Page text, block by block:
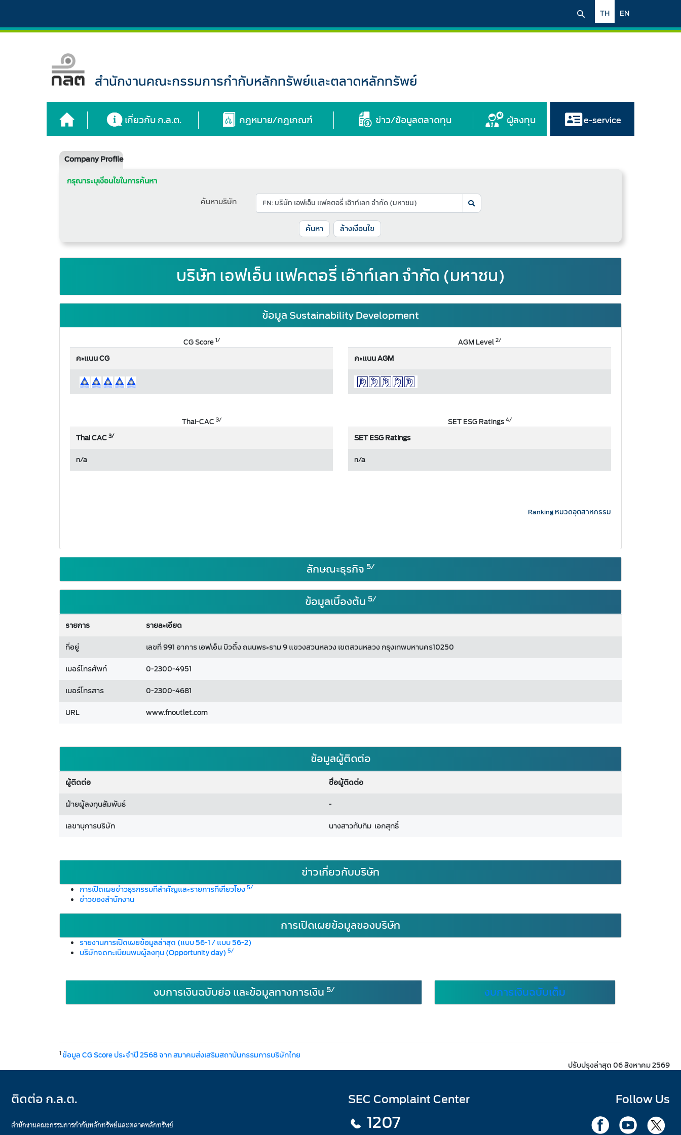
EN
TH
สำนักงานคณะกรรมการกำกับหลักทรัพย์และตลาดหลักทรัพย์
เกี่ยวกับ ก.ล.ต. กฎหมาย/กฎเกณฑ์ ข่าว/ข้อมูลตลาดทุน ผู้ลงทุน e-service
Company Profile
กรุณาระบุเงื่อนไขในการค้นหา
ค้นหาบริษัท
ล้างเงื่อนไข
บริษัท เอฟเอ็น แฟคตอรี่ เอ๊าท์เลท จำกัด (มหาชน)
ข้อมูล Sustainability Development
CG Score1/
คะแนน CG
AGM Level2/
คะแนน AGM
Thai-CAC 3/
Thai CAC3/
n/a
SET ESG Ratings4/
SET ESG Ratings
n/a
Ranking หมวดอุตสาหกรรม
ลักษณะธุรกิจ 5/
ข้อมูลเบื้องต้น 5/
รายการ
รายละเอียด
ที่อยู่
เลขที่ 991 อาคาร เอฟเอ็น บิวดิ้ง ถนนพระราม 9 แขวงสวนหลวง เขตสวนหลวง กรุงเทพมหานคร10250
เบอร์โทรศัพท์
0-2300-4951
เบอร์โทรสาร
0-2300-4681
URL
www.fnoutlet.com
ข้อมูลผู้ติดต่อ
ผู้ติดต่อ
ชื่อผู้ติดต่อ
ฝ่ายผู้ลงทุนสัมพันธ์
-
เลขานุการบริษัท
นางสาวทับทิม เอกสุทธิ์
ข่าวเกี่ยวกับบริษัท
การเปิดเผยข่าวธุรกรรมที่สำคัญและรายการที่เกี่ยวโยง5/
ข่าวของสำนักงาน
การเปิดเผยข้อมูลของบริษัท
รายงานการเปิดเผยข้อมูลล่าสุด (แบบ 56-1 / แบบ 56-2)
บริษัทจดทะเบียนพบผู้ลงทุน (Opportunity day) 5/
งบการเงินฉบับย่อ และข้อมูลทางการเงิน 5/ งบการเงินฉบับเต็ม
1 ข้อมูล CG Score ประจำปี 2568 จาก สมาคมส่งเสริมสถาบันกรรมการบริษัทไทย
ปรับปรุงล่าสุด 06 สิงหาคม 2569
ติดต่อ ก.ล.ต.
สำนักงานคณะกรรมการกำกับหลักทรัพย์และตลาดหลักทรัพย์
SEC Complaint Center
1207
Follow Us